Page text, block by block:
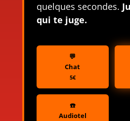
quelques secondes.
qui te juge.
💬
Chat
5€
☎️
Audiotel